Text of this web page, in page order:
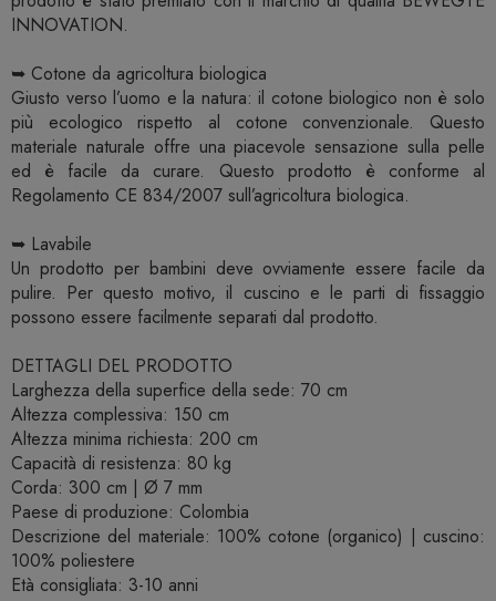
INNOVATION.
➥ Cotone da agricoltura biologica
Giusto verso l’uomo e la natura: il cotone biologico non è solo
più ecologico rispetto al cotone convenzionale. Questo
materiale naturale offre una piacevole sensazione sulla pelle
ed è facile da curare. Questo prodotto è conforme al
Regolamento CE 834/2007 sull’agricoltura biologica.
➥ Lavabile
Un prodotto per bambini deve ovviamente essere facile da
pulire. Per questo motivo, il cuscino e le parti di fissaggio
possono essere facilmente separati dal prodotto.
DETTAGLI DEL PRODOTTO
Larghezza della superfice della sede: 70 cm
Altezza complessiva: 150 cm
Altezza minima richiesta: 200 cm
Capacità di resistenza: 80 kg
Corda: 300 cm | Ø 7 mm
Paese di produzione: Colombia
Descrizione del materiale: 100% cotone (organico) | cuscino:
100% poliestere
Età consigliata: 3-10 anni